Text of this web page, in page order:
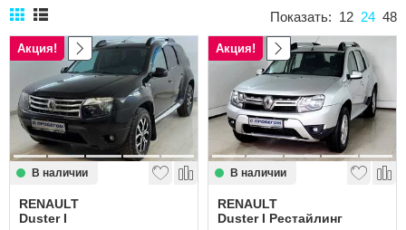
КОНТАКТЫ
Избранное
Сравнение
Личный кабинет
Показать: 12 24 48
Акция!
В наличии
RENAULT
Duster I
Акция!
В наличии
RENAULT
Duster I Рестайлинг